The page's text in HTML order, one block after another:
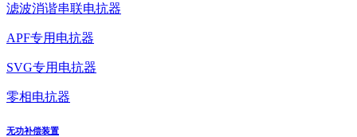
滤波消谐串联电抗器
APF专用电抗器
SVG专用电抗器
零相电抗器
无功补偿装置